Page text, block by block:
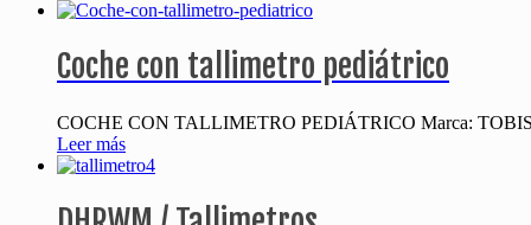
Coche con tallimetro pediátrico
COCHE CON TALLIMETRO PEDIÁTRICO Marca:
Leer más